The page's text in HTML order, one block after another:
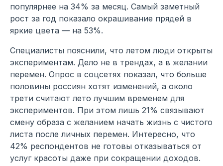
популярнее на 34% за месяц. Самый заметный
рост за год показало окрашивание прядей в
яркие цвета — на 53%.
Специалисты пояснили, что летом люди открыты
экспериментам. Дело не в трендах, а в желании
перемен. Опрос в соцсетях показал, что больше
половины россиян хотят изменений, а около
трети считают лето лучшим временем для
экспериментов. При этом лишь 21% связывают
смену образа с желанием начать жизнь с чистого
листа после личных перемен. Интересно, что
42% респондентов не готовы отказываться от
услуг красоты даже при сокращении доходов.